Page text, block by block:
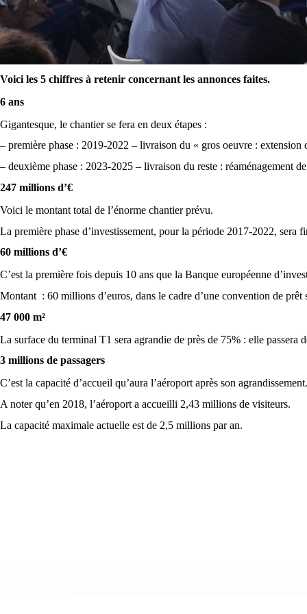
Voici les 5 chiffres à retenir concernant les annonces faites.
6 ans
Gigantesque, le chantier se fera en deux étapes :
– première phase : 2019-2022 – livraison du « gros oeuvre : extension
– deuxième phase : 2023-2025 – livraison du reste : réaménagement
247 millions d’€
Voici le montant total de l’énorme chantier prévu.
La première phase d’investissement, pour la période 2017-2022, sera
60 millions d’€
C’est la première fois depuis 10 ans que la Banque européenne
Montant : 60 millions d’euros, dans le cadre d’une convention de prêt
47 000 m²
La surface du terminal T1 sera agrandie de près de 75% : elle passera
3 millions de passagers
C’est la capacité d’accueil qu’aura l’aéroport après son agrandissement.
A noter qu’en 2018, l’aéroport a accueilli 2,43 millions de visiteurs.
La capacité maximale actuelle est de 2,5 millions par an.